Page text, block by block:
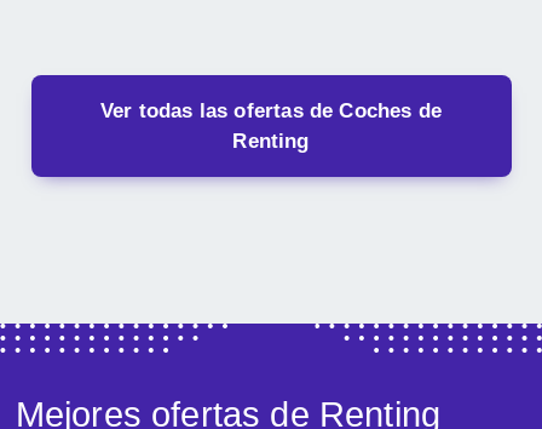
Ver todas las ofertas de Coches de
Renting
Mejores ofertas de Renting